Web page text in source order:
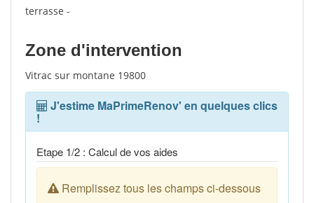
terrasse -
Zone d'intervention
Vitrac sur montane 19800